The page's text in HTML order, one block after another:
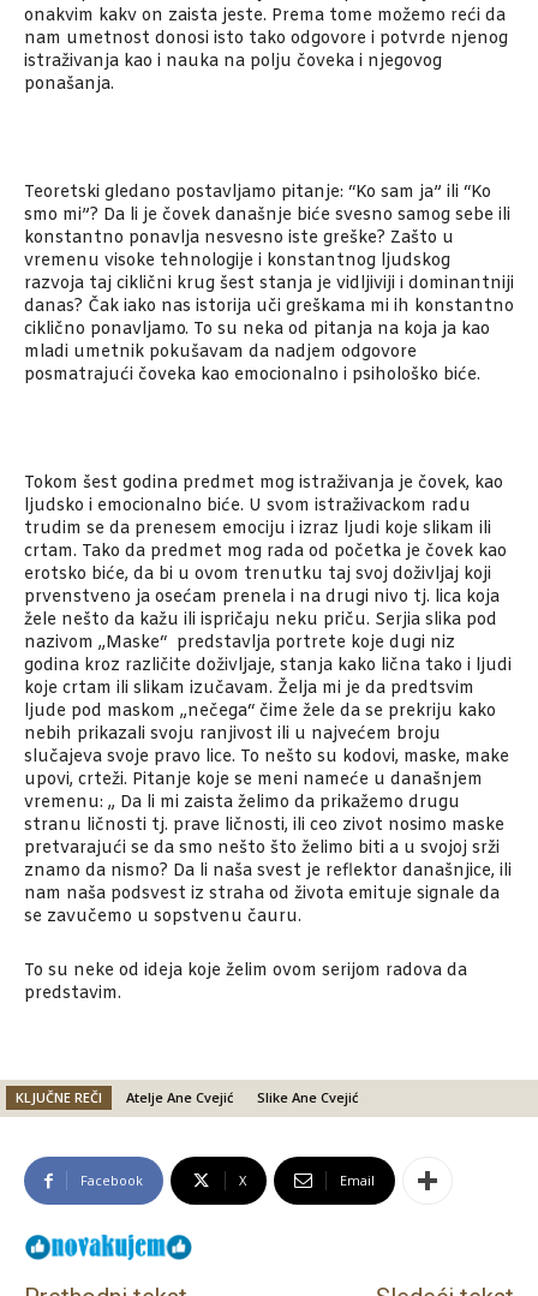
onakvim kakv on zaista jeste. Prema tome možemo reći da
nam umetnost donosi isto tako odgovore i potvrde njenog
istraživanja kao i nauka na polju čoveka i njegovog
ponašanja.
Teoretski gledano postavljamo pitanje: “Ko sam ja” ili “Ko
smo mi”? Da li je čovek današnje biće svesno samog sebe ili
konstantno ponavlja nesvesno iste greške? Zašto u
vremenu visoke tehnologije i konstantnog ljudskog
razvoja taj ciklični krug šest stanja je vidljiviji i dominantniji
danas? Čak iako nas istorija uči greškama mi ih konstantno
ciklično ponavljamo. To su neka od pitanja na koja ja kao
mladi umetnik pokušavam da nadjem odgovore
posmatrajući čoveka kao emocionalno i psihološko biće.
Tokom šest godina predmet mog istraživanja je čovek, kao
ljudsko i emocionalno biće. U svom istraživackom radu
trudim se da prenesem emociju i izraz ljudi koje slikam ili
crtam. Tako da predmet mog rada od početka je čovek kao
erotsko biće, da bi u ovom trenutku taj svoj doživljaj koji
prvenstveno ja osećam prenela i na drugi nivo tj. lica koja
žele nešto da kažu ili ispričaju neku priču. Serjia slika pod
nazivom „Maske“ predstavlja portrete koje dugi niz
godina kroz različite doživljaje, stanja kako lična tako i ljudi
koje crtam ili slikam izučavam. Želja mi je da predtsvim
ljude pod maskom „nečega“ čime žele da se prekriju kako
nebih prikazali svoju ranjivost ili u najvećem broju
slučajeva svoje pravo lice. To nešto su kodovi, maske, make
upovi, crteži. Pitanje koje se meni nameće u današnjem
vremenu: „ Da li mi zaista želimo da prikažemo drugu
stranu ličnosti tj. prave ličnosti, ili ceo zivot nosimo maske
pretvarajući se da smo nešto što želimo biti a u svojoj srži
znamo da nismo? Da li naša svest je reflektor današnjice, ili
nam naša podsvest iz straha od života emituje signale da
se zavučemo u sopstvenu čauru.
To su neke od ideja koje želim ovom serijom radova da
predstavim.
KLJUČNE REČI Atelje Ane Cvejić Slike Ane Cvejić
Facebook X Email